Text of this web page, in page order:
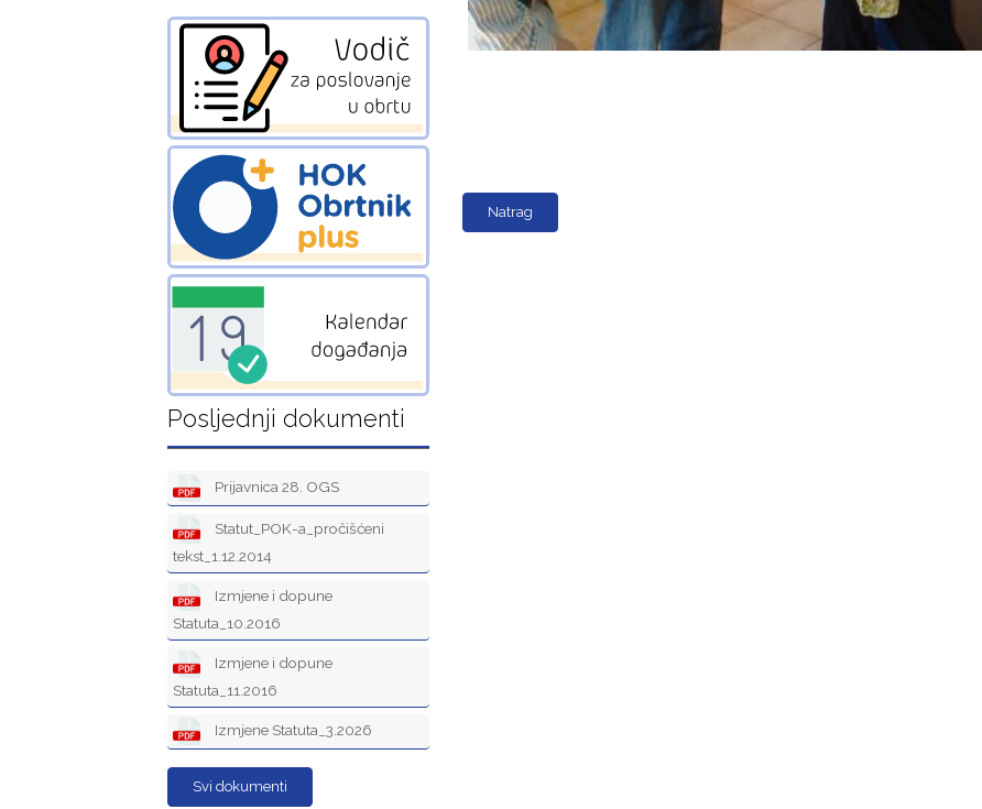
Natrag
Posljednji dokumenti
Prijavnica 28. OGS
Statut_POK-a_pročišćeni
tekst_1.12.2014
Izmjene i dopune
Statuta_10.2016
Izmjene i dopune
Statuta_11.2016
Izmjene Statuta_3.2026
Svi dokumenti